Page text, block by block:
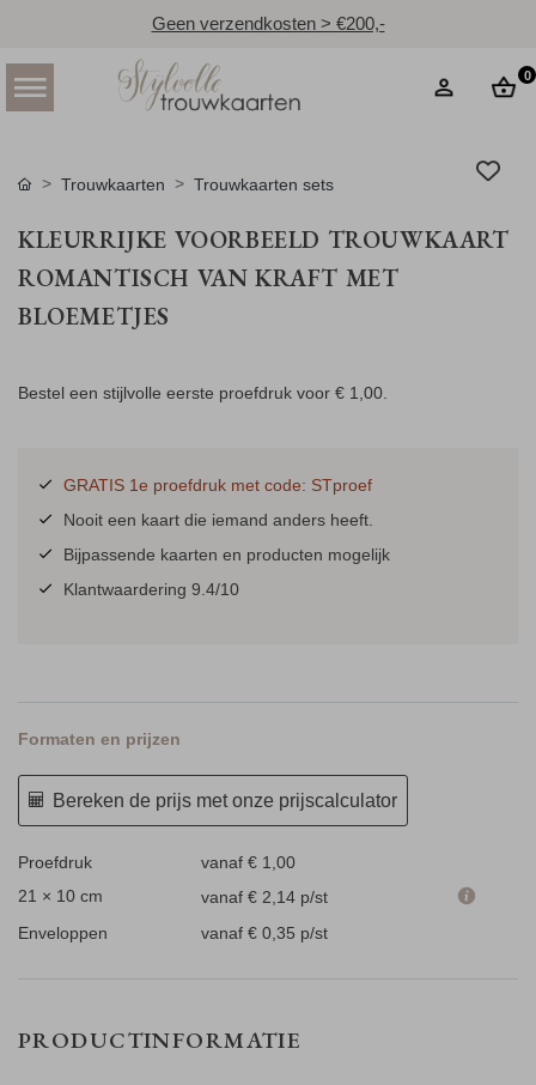
Geen verzendkosten > €200,-
0
Trouwkaarten Trouwkaarten sets
KLEURRIJKE VOORBEELD TROUWKAART
ROMANTISCH VAN KRAFT MET
BLOEMETJES
Bestel een stijlvolle eerste proefdruk voor € 1,00.
GRATIS 1e proefdruk met code: STproef
Nooit een kaart die iemand anders heeft.
Bijpassende kaarten en producten mogelijk
Klantwaardering 9.4/10
Formaten en prijzen
Bereken de prijs met onze prijscalculator
Proefdruk
vanaf € 1,00
21 × 10 cm
vanaf € 2,14 p/st
Enveloppen
vanaf € 0,35 p/st
PRODUCTINFORMATIE